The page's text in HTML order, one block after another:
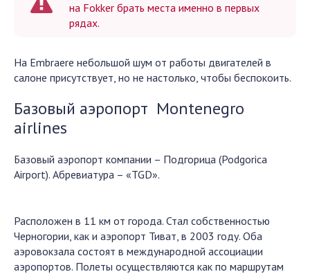
на Fokker брать места именно в первых
рядах.
На Embraere небольшой шум от работы двигателей в
салоне присутствует, но не настолько, чтобы беспокоить.
Базовый аэропорт Montenegro
airlines
Базовый аэропорт компании – Подгорица (Podgorica
Airport). Абревиатура – «TGD».
Расположен в 11 км от города. Стал собственностью
Черногории, как и аэропорт Тиват, в 2003 году. Оба
аэровокзала состоят в международной ассоциации
аэропортов. Полеты осуществляются как по маршрутам